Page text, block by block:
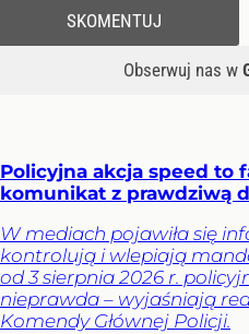
Obserwuj nas w
SKOMENTUJ
Policyjna akcja speed to
komunikat z prawdziwą
W mediach pojawiła się
kontrolują i wlepiają
od 3 sierpnia 2026 r.
nieprawda – wyjaśniają
Komendy Głównej Policji.